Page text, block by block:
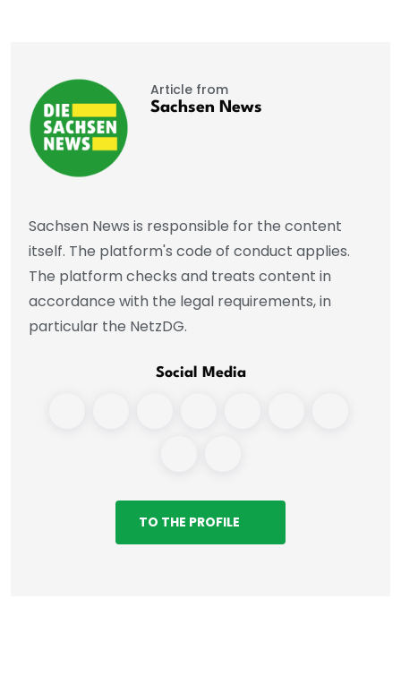
Article from
Sachsen News
Sachsen News is responsible for the content
itself. The platform's code of conduct applies.
The platform checks and treats content in
accordance with the legal requirements, in
particular the NetzDG.
Social Media
TO THE PROFILE